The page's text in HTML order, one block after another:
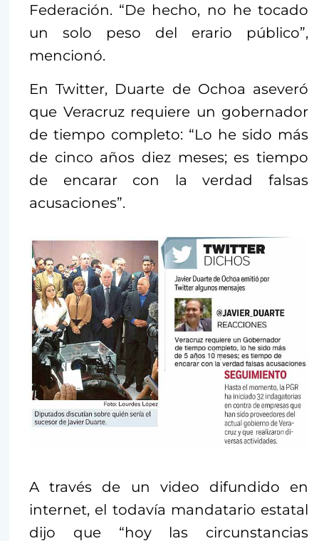
Federación. “De hecho, no he tocado
un solo peso del erario público”,
mencionó.
En Twitter, Duarte de Ochoa aseveró
que Veracruz requiere un gobernador
de tiempo completo: “Lo he sido más
de cinco años diez meses; es tiempo
de encarar con la verdad falsas
acusaciones”.
A través de un video difundido en
internet, el todavía mandatario estatal
dijo que “hoy las circunstancias